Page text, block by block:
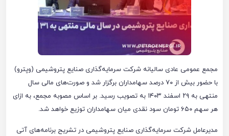
مجمع عمومی عادی سالیانه شرکت سرمایه‌گذاری صنایع پتروشیمی (وپترو)
با حضور بیش از ۷۰ درصد سهامداران برگزار شد و صورت‌های مالی سال
منتهی به ۲۹ اسفند ۱۴۰۳ به تصویب رسید. بر اساس مصوبه مجمع، به ازای
هر سهم ۶۵۰ تومان سود نقدی میان سهامداران توزیع خواهد شد.
مدیرعامل شرکت سرمایه‌گذاری صنایع پتروشیمی در تشریح برنامه‌های آتی